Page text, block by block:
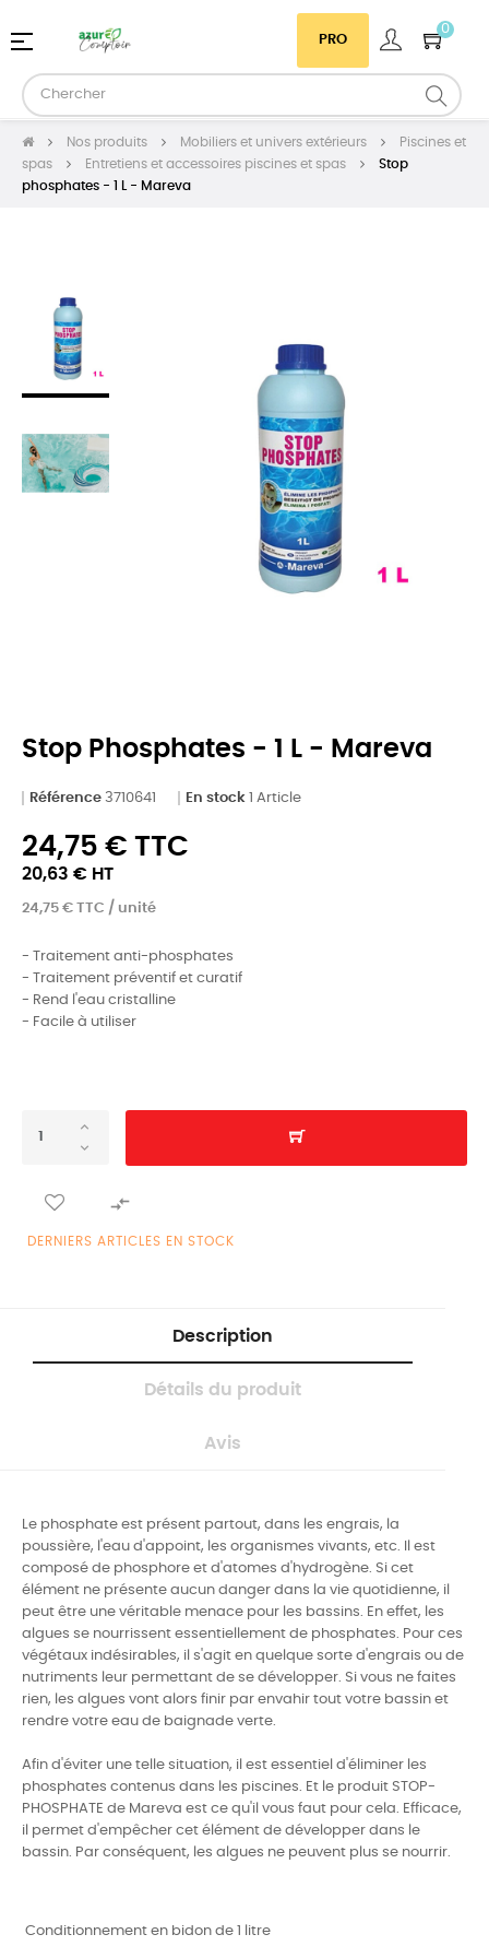
PRO
0
Basculer
navigation
☰
Nos produits Mobiliers et univers extérieurs
Piscines et
spas
Entretiens et accessoires piscines et spas
Stop
phosphates - 1 L - Mareva
Stop Phosphates - 1 L - Mareva
Référence 3710641 En stock 1 Article
24,75 € TTC
20,63 € HT
24,75 € TTC / unité
- Traitement anti-phosphates
- Traitement préventif et curatif
- Rend l'eau cristalline
- Facile à utiliser

DERNIERS ARTICLES EN STOCK
Description
Détails du produit
Avis
Le phosphate est présent partout, dans les engrais, la
poussière, l'eau d'appoint, les organismes vivants, etc. Il est
composé de phosphore et d'atomes d'hydrogène. Si cet
élément ne présente aucun danger dans la vie quotidienne, il
peut être une véritable menace pour les bassins. En effet, les
algues se nourrissent essentiellement de phosphates. Pour ces
végétaux indésirables, il s'agit en quelque sorte d'engrais ou de
nutriments leur permettant de se développer. Si vous ne faites
rien, les algues vont alors finir par envahir tout votre bassin et
rendre votre eau de baignade verte.
Afin d'éviter une telle situation, il est essentiel d'éliminer les
phosphates contenus dans les piscines. Et le produit STOP-
PHOSPHATE de Mareva est ce qu'il vous faut pour cela. Efficace,
il permet d'empêcher cet élément de développer dans le
bassin. Par conséquent, les algues ne peuvent plus se nourrir.
Conditionnement en bidon de 1 litre